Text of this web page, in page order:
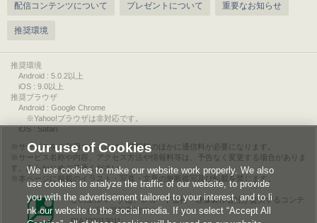
配信コンテンツについて プレゼントについて 重要なお知らせ
推奨環境
推奨環境
Android : 5.0.2以上
iOS : 9.0以上
推奨ブラウザ
Android : Google Chrome
※Yahoo!ブラウザは非対応です。
iOS : Safari
サービスをご利用されるには、情報料のほかに通信料が必要になります。
サービス名称や内容、アクセス方法や情報料等は、予告なく変更する場合がありま
す。あらかじめご了承ください。
本ページに掲載のイラスト・写真・文章の無断複写及び転載を禁じます。
このエルマークは、レコード会社・映像製作会社が提供するコンテ
ンツを示す登録商標です。
RIAJ00013011
Our use of Cookies
We use cookies to make our website work properly. We also
use cookies to analyze the traffic of our website, to provide
you with the advertisement tailored to your interest, and to li
nk our website to the social media. If you select “Accept All